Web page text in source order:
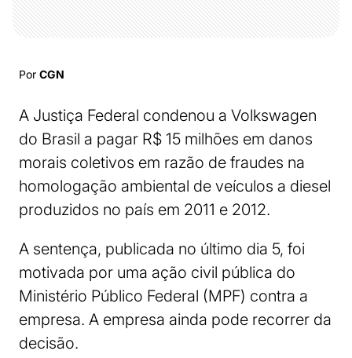
Por CGN
A Justiça Federal condenou a Volkswagen
do Brasil a pagar R$ 15 milhões em danos
morais coletivos em razão de fraudes na
homologação ambiental de veículos a diesel
produzidos no país em 2011 e 2012.
A sentença, publicada no último dia 5, foi
motivada por uma ação civil pública do
Ministério Público Federal (MPF) contra a
empresa. A empresa ainda pode recorrer da
decisão.